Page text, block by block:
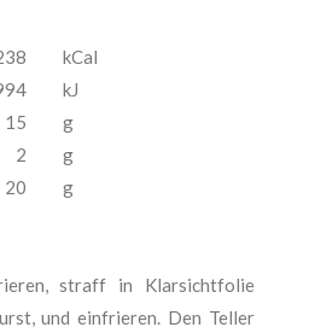
kCal
kJ
15
g
2
g
20 g
straff in Klarsichtfolie
und einfrieren. Den Teller